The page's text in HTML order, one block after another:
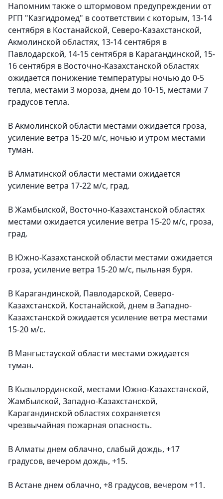
Напомним также о штормовом предупреждении от
РГП "Казгидромед" в соответствии с которым, 13-14
сентября в Костанайской, Северо-Казахстанской,
Акмолинской областях, 13-14 сентября в
Павлодарской, 14-15 сентября в Карагандинской, 15-
16 сентября в Восточно-Казахстанской областях
ожидается понижение температуры ночью до 0-5
тепла, местами 3 мороза, днем до 10-15, местами 7
градусов тепла.
В Акмолинской области местами ожидается гроза,
усиление ветра 15-20 м/с, ночью и утром местами
туман.
В Алматинской области местами ожидается
усиление ветра 17-22 м/с, град.
В Жамбылской, Восточно-Казахстанской областях
местами ожидается усиление ветра 15-20 м/с, гроза,
град.
В Южно-Казахстанской области местами ожидается
гроза, усиление ветра 15-20 м/с, пыльная буря.
В Карагандинской, Павлодарской, Северо-
Казахстанской, Костанайской, днем в Западно-
Казахстанской ожидается усиление ветра местами
15-20 м/с.
В Мангыстауской области местами ожидается
туман.
В Кызылординской, местами Южно-Казахстанской,
Жамбылской, Западно-Казахстанской,
Карагандинской областяхсохраняется
чрезвычайная пожарная опасность.
В Алматы днем облачно, слабый дождь, +17
градусов, вечером дождь, +15.
В Астане днем облачно, +8 градусов, вечером +11.